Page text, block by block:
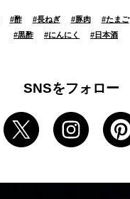
#酢 #長ねぎ #豚肉 #たまご
#黒酢 #にんにく # 日本酒
SNSをフォロー